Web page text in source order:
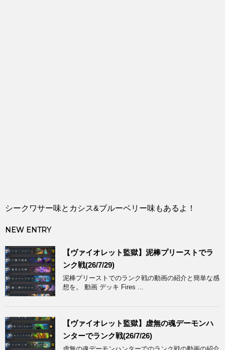
シークワサー味とカシス&ブルーベリー味もあるよ！
NEW ENTRY
【ヴァイオレット監獄】泥棒プリーストでラ
ンク戦(26/7/29)
泥棒プリーストでのランク戦の動画の紹介と簡単な感
想を。 動画 デッキ Fires ...
【ヴァイオレット監獄】虚無の魂デーモンハ
ンターでランク戦(26/7/26)